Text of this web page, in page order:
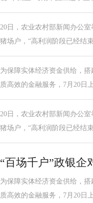
20日，农业农村部新闻办公
猪场户，“高利润阶段已经结
为保障实体经济资金供给，
质高效的金融服务，7月20日
20日，农业农村部新闻办公
猪场户，“高利润阶段已经结
“百场千户”政银企
为保障实体经济资金供给，
质高效的金融服务，7月20日